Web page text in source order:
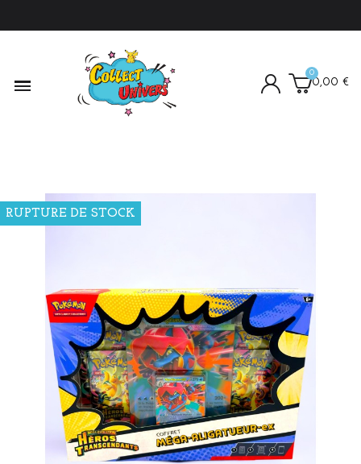
0,00 €
RUPTURE DE STOCK